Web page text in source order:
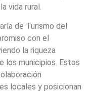
vida rural.
de Turismo del
con el
la riqueza
los municipios. Estos
locales y posicionan